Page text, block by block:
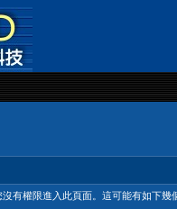
有權限進入此頁面。這可能有如下幾